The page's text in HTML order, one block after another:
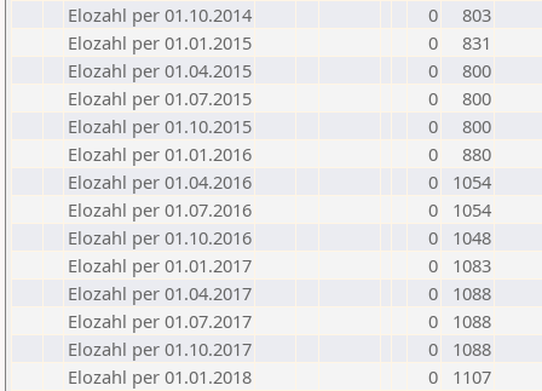
Elozahl per 01.10.2014
0
803
Elozahl per 01.01.2015
0
831
Elozahl per 01.04.2015
0
800
Elozahl per 01.07.2015
0
800
Elozahl per 01.10.2015
0
800
Elozahl per 01.01.2016
0
880
Elozahl per 01.04.2016
0
1054
Elozahl per 01.07.2016
0
1054
Elozahl per 01.10.2016
0
1048
Elozahl per 01.01.2017
0
1083
Elozahl per 01.04.2017
0
1088
Elozahl per 01.07.2017
0
1088
Elozahl per 01.10.2017
0
1088
Elozahl per 01.01.2018
0
1107